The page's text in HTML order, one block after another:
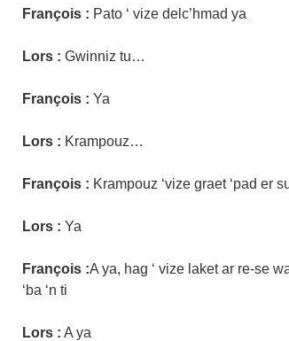
François : Pato ‘ vize delc’hmad ya
Lors : Gwinniz tu…
François : Ya
Lors : Krampouz…
François : Krampouz ‘vize graet ‘pad er
Lors : Ya
François :A ya, hag ‘ vize laket ar re-se
‘ba ‘n ti
Lors : A ya